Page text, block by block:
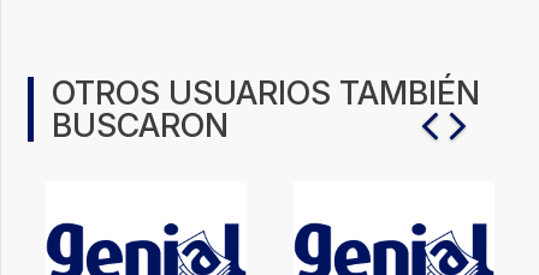
OTROS USUARIOS TAMBIÉN
BUSCARON